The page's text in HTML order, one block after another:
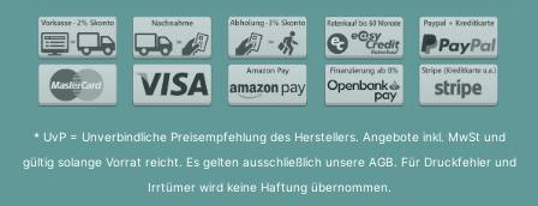
* UvP = Unverbindliche Preisempfehlung des Herstellers. Angebote inkl. MwSt und
gültig solange Vorrat reicht. Es gelten ausschließlich unsere AGB. Für Druckfehler und
Irrtümer wird keine Haftung übernommen.